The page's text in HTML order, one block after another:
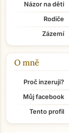
Názor na děti
Rodiče
Zázemí
O mně
Proč inzeruji?
Můj facebook
Tento profil